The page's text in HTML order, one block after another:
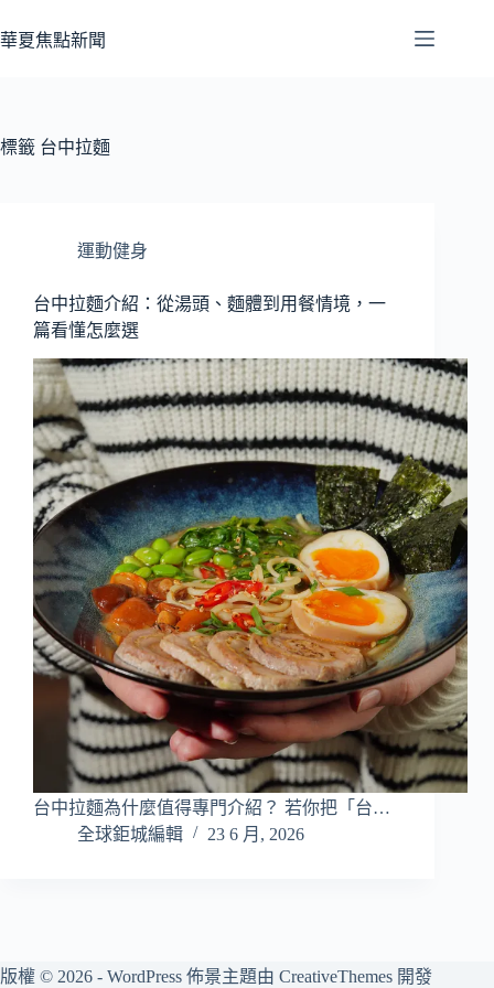
至
容
華夏焦點新聞
標籤 台中拉麵
運動健身
台中拉麵介紹：從湯頭、麵體到用餐情境，一
篇看懂怎麼選
台中拉麵為什麼值得專門介紹？ 若你把「台…
全球鉅城編輯
23 6 月, 2026
版權 © 2026 - WordPress 佈景主題由 CreativeThemes 開發